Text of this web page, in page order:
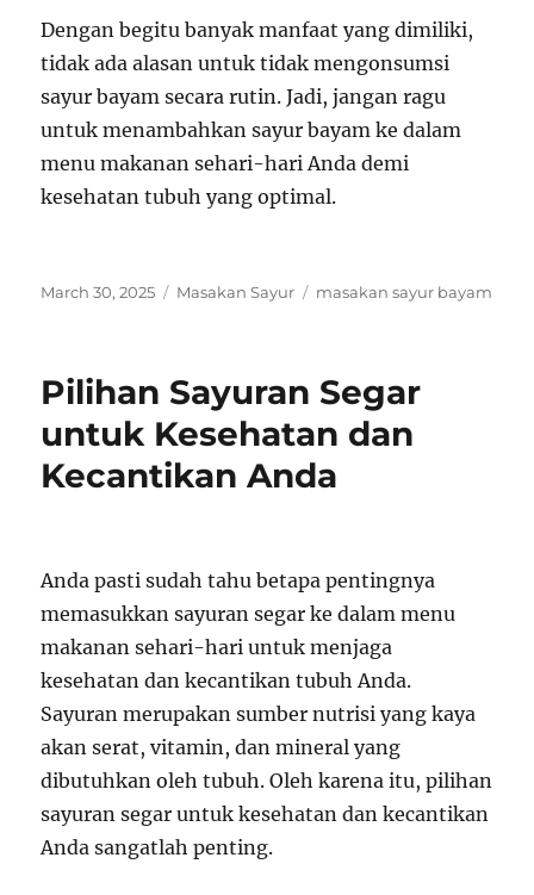
Dengan begitu banyak manfaat yang dimiliki,
tidak ada alasan untuk tidak mengonsumsi
sayur bayam secara rutin. Jadi, jangan ragu
untuk menambahkan sayur bayam ke dalam
menu makanan sehari-hari Anda demi
kesehatan tubuh yang optimal.
Posted
March 30, 2025 Categories
Masakan Sayur Tags
masakan sayur bayam
Pilihan Sayuran Segar
untuk Kesehatan dan
Kecantikan Anda
Anda pasti sudah tahu betapa pentingnya
memasukkan sayuran segar ke dalam menu
makanan sehari-hari untuk menjaga
kesehatan dan kecantikan tubuh Anda.
Sayuran merupakan sumber nutrisi yang kaya
akan serat, vitamin, dan mineral yang
dibutuhkan oleh tubuh. Oleh karena itu, pilihan
sayuran segar untuk kesehatan dan kecantikan
Anda sangatlah penting.